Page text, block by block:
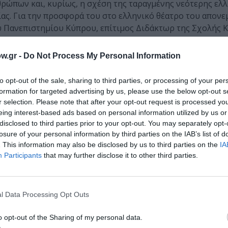
- Do Not Process My Personal Information
opt-out of the sale, sharing to third parties, or processing of your
for targeted advertising by us, please use the below opt-out
selection. Please note that after your opt-out request is processed
interest-based ads based on personal information utilized by us
to third parties prior to your opt-out. You may separately
of your personal information by third parties on the IAB’s list of
This information may also be disclosed by us to third parties on the
Participants that may further disclose it to other third parties.
Data Processing Opt Outs
opt-out of the Sharing of my personal data.
και, κυρίως, η σχέση της ταραγμένης νεότερης
Για την προσφορά του στο ελληνικό θέατρο του
Πανεπιστημίου Κύπρου, επίτιμος Διδάκτωρ της
Θεατρολογικής Σχολής του Πανεπιστημίου Αθηνών.
τιμήθηκε από τον Πρόεδρο της Ελληνικής
Θεατρικών Συγγραφέων. Έργα του έχουν
Ουγγαρία, Σοβιετική Ένωση, Γερμανία).
η οποία άσκησε τεράστια επίδραση στους
σταθμούς του ελληνικού κινηματογράφου («Στέλλα»
του Γ. Γρηγορίου), ενώ σκηνοθέτησε ο
Αξιοσημείωτη είναι και η εξαιρετική του επίδοση στη
το «Μαουτχάουζεν» (μουσ. Μίκη Θεοδωράκη), το
της ελληνικής μουσικής φέρουν την υπογραφή του.